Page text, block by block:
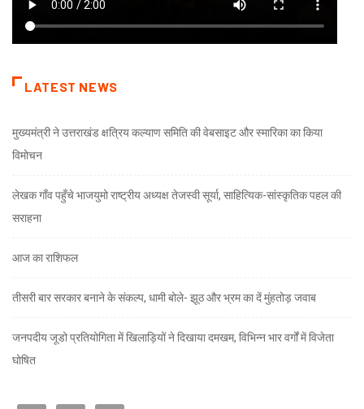
LATEST NEWS
मुख्यमंत्री ने उत्तराखंड क्षत्रिय कल्याण समिति की वेबसाइट और स्मारिका का किया
विमोचन
लेखक गाँव पहुँचे भाजयुमो राष्ट्रीय अध्यक्ष तेजस्वी सूर्या, साहित्यिक-सांस्कृतिक पहल की
सराहना
आज का राशिफल
तीसरी बार सरकार बनाने के संकल्प, धामी बोले- झूठ और भ्रम का दें मुंहतोड़ जवाब
जनपदीय जूडो प्रतियोगिता में खिलाड़ियों ने दिखाया दमखम, विभिन्न भार वर्गों में विजेता
घोषित